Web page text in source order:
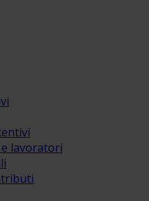
lavoratori